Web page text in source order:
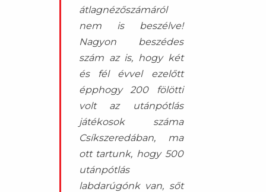
átlagnézőszámáról
nem is beszélve!
Nagyon beszédes
szám az is, hogy két
és fél évvel ezelőtt
épphogy 200 fölötti
volt az utánpótlás
játékosok száma
Csíkszeredában, ma
ott tartunk, hogy 500
utánpótlás
labdarúgónk van, sőt